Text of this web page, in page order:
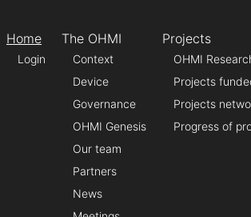
Home
Login
The OHMI
Context
Device
Governance
OHMI Genesis
Our team
Partners
News
Projects
OHMI
Projects
Projects
Progress of